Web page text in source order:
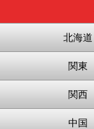
北海道
関東
関西
中国